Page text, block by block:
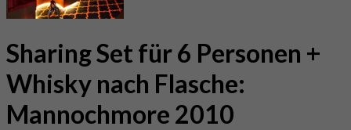
Sharing Set für 6 Personen +
Whisky nach Flasche:
Mannochmore 2010